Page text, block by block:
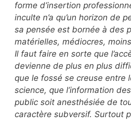
forme d’insertion
inculte n’a qu’un horizon de
sa pensée est bornée à des
matérielles, médiocres,
Il faut faire en sorte que
devienne de plus en plus
que le fossé se creuse entre
science, que l’information
public soit anesthésiée de
caractère subversif. Surtout